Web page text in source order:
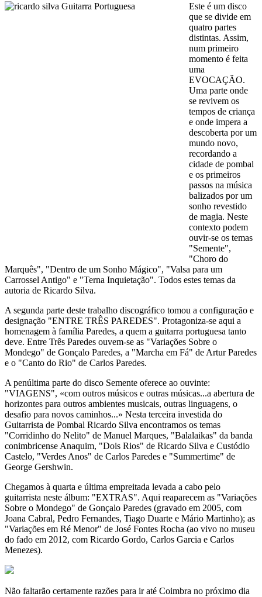
Este é um disco
que se divide em
quatro partes
distintas. Assim,
num primeiro
momento é feita
uma
EVOCAÇÃO.
Uma parte onde
se revivem os
tempos de criança
e onde impera a
descoberta por um
mundo novo,
recordando a
cidade de pombal
e os primeiros
passos na música
balizados por um
sonho revestido
de magia. Neste
contexto podem
ouvir-se os temas
"Semente",
"Choro do
Marquês", "Dentro de um Sonho Mágico", "Valsa para um
Carrossel Antigo" e "Terna Inquietação". Todos estes temas da
autoria de Ricardo Silva.
A segunda parte deste trabalho discográfico tomou a configuração e
designação "ENTRE TRÊS PAREDES". Protagoniza-se aqui a
homenagem à família Paredes, a quem a guitarra portuguesa tanto
deve. Entre Três Paredes ouvem-se as "Variações Sobre o
Mondego" de Gonçalo Paredes, a "Marcha em Fá" de Artur Paredes
e o "Canto do Rio" de Carlos Paredes.
A penúltima parte do disco Semente oferece ao ouvinte:
"VIAGENS", «com outros músicos e outras músicas...a abertura de
horizontes para outros ambientes musicais, outras linguagens, o
desafio para novos caminhos...» Nesta terceira investida do
Guitarrista de Pombal Ricardo Silva encontramos os temas
"Corridinho do Nelito" de Manuel Marques, "Balalaikas" da banda
conimbricense Anaquim, "Dois Rios" de Ricardo Silva e Custódio
Castelo, "Verdes Anos" de Carlos Paredes e "Summertime" de
George Gershwin.
Chegamos à quarta e última empreitada levada a cabo pelo
guitarrista neste álbum: "EXTRAS". Aqui reaparecem as "Variações
Sobre o Mondego" de Gonçalo Paredes (gravado em 2005, com
Joana Cabral, Pedro Fernandes, Tiago Duarte e Mário Martinho); as
"Variações em Ré Menor" de José Fontes Rocha (ao vivo no museu
do fado em 2012, com Ricardo Gordo, Carlos Garcia e Carlos
Menezes).
Não faltarão certamente razões para ir até Coimbra no próximo dia